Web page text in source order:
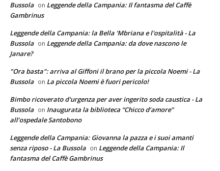
Bussola on Leggende della Campania: Il fantasma del Caffè
Gambrinus
Leggende della Campania: la Bella 'Mbriana e l'ospitalità - La
Bussola on Leggende della Campania: da dove nascono le
Janare?
"Ora basta": arriva al Giffoni il brano per la piccola Noemi - La
Bussola on La piccola Noemi è fuori pericolo!
Bimbo ricoverato d'urgenza per aver ingerito soda caustica - La
Bussola on Inaugurata la biblioteca “Chicco d’amore”
all’ospedale Santobono
Leggende della Campania: Giovanna la pazza e i suoi amanti
senza riposo - La Bussola on Leggende della Campania: Il
fantasma del Caffè Gambrinus